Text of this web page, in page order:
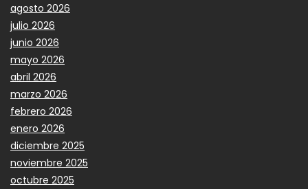
agosto 2026
julio 2026
junio 2026
mayo 2026
abril 2026
marzo 2026
febrero 2026
enero 2026
diciembre 2025
noviembre 2025
octubre 2025